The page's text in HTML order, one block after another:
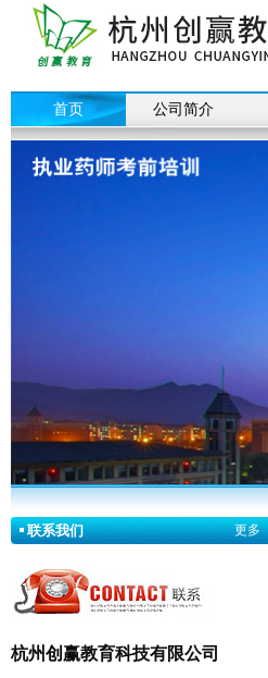
首页 公司简介
联系我们 更多
杭州创赢教育科技有限公司